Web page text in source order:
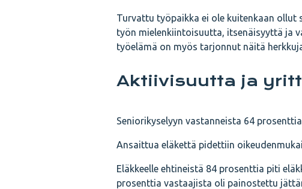
Turvattu työpaikka ei ole kuitenkaan ollut
työn mielenkiintoisuutta, itsenäisyyttä ja
työelämä on myös tarjonnut näitä
Aktiivisuutta ja
Seniorikyselyyn vastanneista 64
Ansaittua eläkettä pidettiin
Eläkkeelle ehtineistä 84 prosenttia piti
prosenttia vastaajista oli painostettu